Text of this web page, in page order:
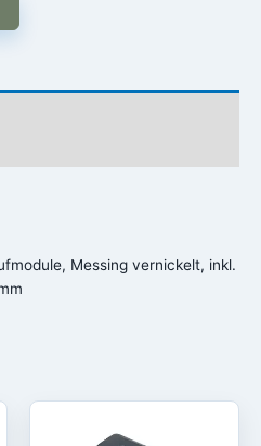
Messing vernickelt, inkl.